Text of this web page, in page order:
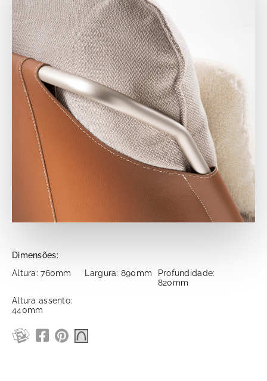
Dimensões:
Altura: 760mm
Largura: 890mm
Profundidade:
820mm
Altura assento:
440mm